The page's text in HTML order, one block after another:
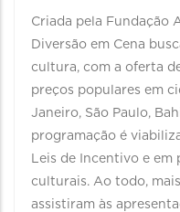
Criada pela Fundação
Diversão em Cena
cultura, com a oferta
preços populares em
Janeiro, São Paulo,
programação é
Leis de Incentivo e
culturais. Ao todo,
assistiram às